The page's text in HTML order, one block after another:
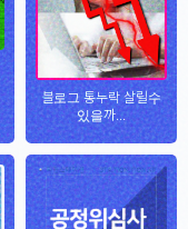
블로그 통누락 살릴수
있을까...